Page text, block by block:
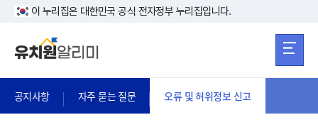
본문 바로가기
이 누리집은 대한민국 공식 전자정부 누리집입니다.
공지사항 자주 묻는 질문 오류 및 허위정보 신고